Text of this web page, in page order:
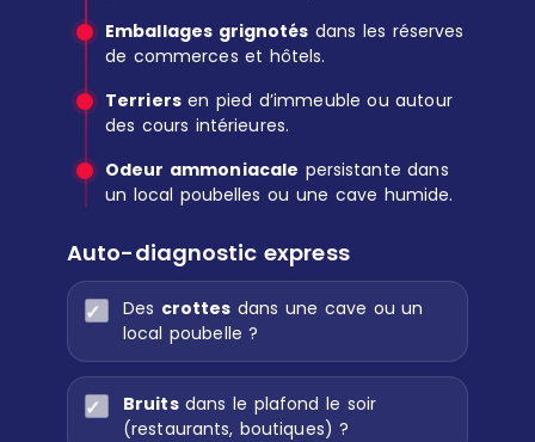
Emballages grignotés dans les réserves
de commerces et hôtels.
Terriersen pied d’immeuble ou autour
des cours intérieures.
Odeur ammoniacale persistante dans
un local poubelles ou une cave humide.
Auto-diagnostic express
Des crottes dans une cave ou un
local poubelle ?
Bruitsdans le plafond le soir
(restaurants, boutiques) ?